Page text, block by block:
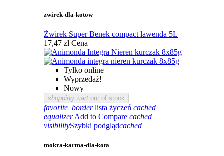
zwirek-dla-kotow
Żwirek Super Benek compact lawenda 5L
17,47 zł Cena
Tylko online
Wyprzedaż!
Nowy
shopping_cart out of stock
favorite_border lista życzeń cached
equalizer Add to Compare cached
visibilitySzybki podglądcached
mokra-karma-dla-kota